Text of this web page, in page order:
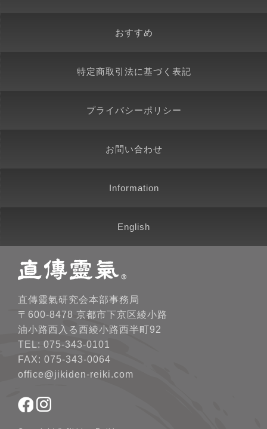
おすすめ
特定商取引法に基づく表記
プライバシーポリシー
お問い合わせ
Information
English
直傳靈氣研究会本部事務局
〒600-8478 京都市下京区綾小路
油小路西入る西綾小路西半町92
TEL: 075-343-0101
FAX: 075-343-0064
office@jikiden-reiki.com